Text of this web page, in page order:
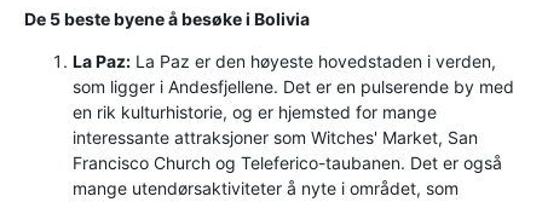
De 5 beste byene å besøke i Bolivia
La Paz: La Paz er den høyeste hovedstaden i verden,
som ligger i Andesfjellene. Det er en pulserende by med
en rik kulturhistorie, og er hjemsted for mange
interessante attraksjoner som Witches' Market, San
Francisco Church og Teleferico-taubanen. Det er også
mange utendørsaktiviteter å nyte i området, som